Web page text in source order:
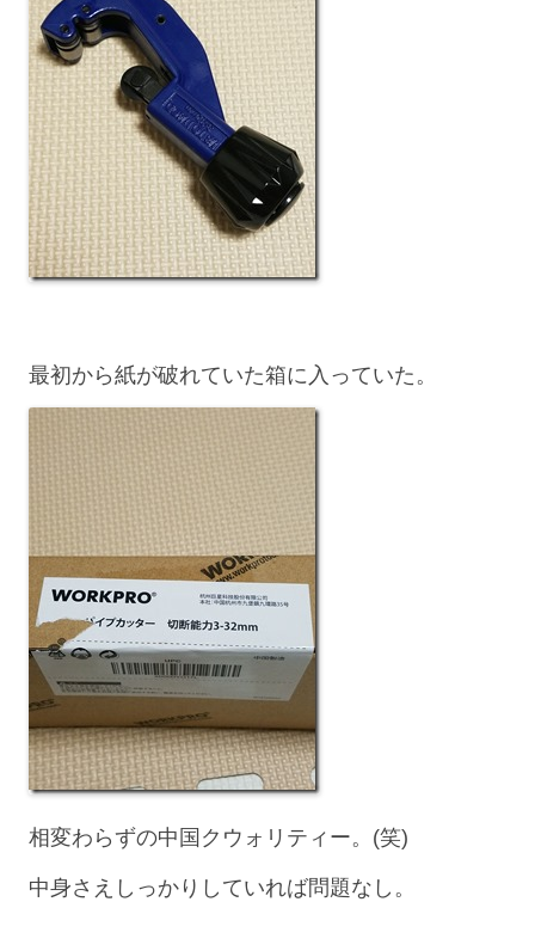
最初から紙が破れていた箱に入っていた。
相変わらずの中国クウォリティー。(笑)
中身さえしっかりしていれば問題なし。